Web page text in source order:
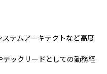
ステムアーキテクトなど高度
テックリードとしての勤務経